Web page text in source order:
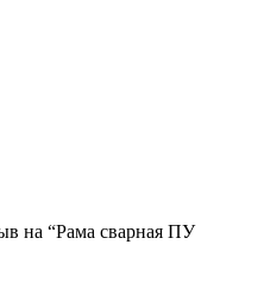
на “Рама сварная ПУ